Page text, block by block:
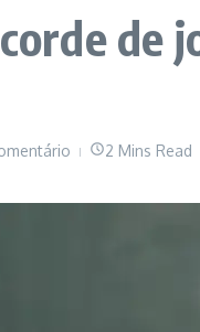
de
2 Mins Read